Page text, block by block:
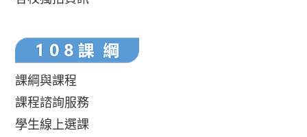
課綱與課程
課程諮詢服務
學生線上選課